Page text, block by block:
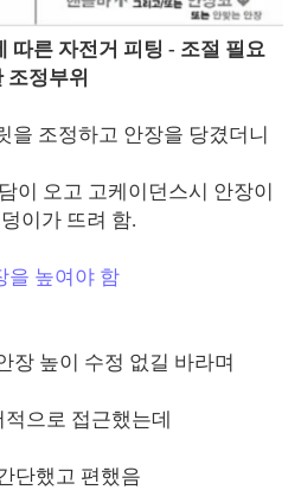
른 자전거 피팅 - 조절 필요
조정부위
을 조정하고 안장을 당겼더니
이 오고 고케이던스시 안장이
이가 뜨려 함.
을 높여야 함
장 높이 수정 없길 바라며
으로 접근했는데
단했고 편했음